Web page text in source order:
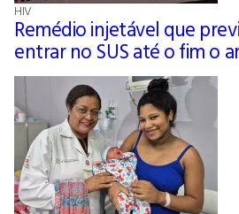
HIV
Remédio injetável que
entrar no SUS até o fim o